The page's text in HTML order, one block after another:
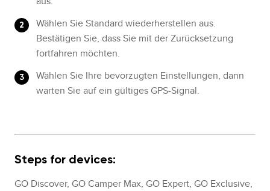
Wählen Sie Standard wiederherstellen aus.
Bestätigen Sie, dass Sie mit der Zurücksetzung
fortfahren möchten.
Wählen Sie Ihre bevorzugten Einstellungen, dann
warten Sie auf ein gültiges GPS-Signal.
Steps for devices:
GO Discover, GO Camper Max, GO Expert, GO Exclusive,